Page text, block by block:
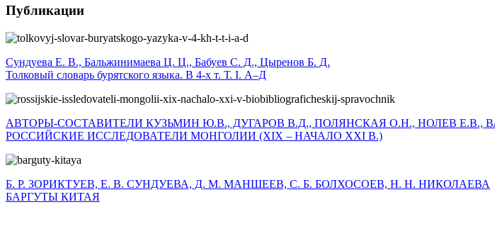
Публикации
Сундуева Е. В., Бальжинимаева Ц. Ц., Бабуев С. Д., Цыренов Б. Д.
Толковый словарь бурятского языка. В 4-х т. Т. I. А–Д
АВТОРЫ-СОСТАВИТЕЛИ КУЗЬМИН Ю.В., ДУГАРОВ В.Д., ПОЛЯНСКАЯ О.Н., НОЛЕВ Е.В.,
РОССИЙСКИЕ ИССЛЕДОВАТЕЛИ МОНГОЛИИ (XIX – НАЧАЛО XXI В.)
Б. Р. ЗОРИКТУЕВ, Е. В. СУНДУЕВА, Д. М. МАНШЕЕВ, С. Б. БОЛХОСОЕВ, Н. Н. НИКОЛАЕВА
БАРГУТЫ КИТАЯ